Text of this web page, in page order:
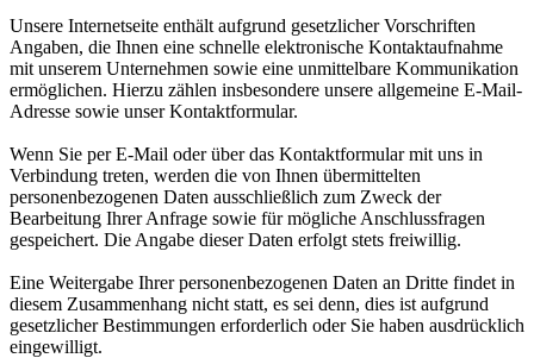
Unsere Internetseite enthält aufgrund gesetzlicher Vorschriften
Angaben, die Ihnen eine schnelle elektronische Kontaktaufnahme
mit unserem Unternehmen sowie eine unmittelbare Kommunikation
ermöglichen. Hierzu zählen insbesondere unsere allgemeine E-Mail-
Adresse sowie unser Kontaktformular.
Wenn Sie per E-Mail oder über das Kontaktformular mit uns in
Verbindung treten, werden die von Ihnen übermittelten
personenbezogenen Daten ausschließlich zum Zweck der
Bearbeitung Ihrer Anfrage sowie für mögliche Anschlussfragen
gespeichert. Die Angabe dieser Daten erfolgt stets freiwillig.
Eine Weitergabe Ihrer personenbezogenen Daten an Dritte findet in
diesem Zusammenhang nicht statt, es sei denn, dies ist aufgrund
gesetzlicher Bestimmungen erforderlich oder Sie haben ausdrücklich
eingewilligt.